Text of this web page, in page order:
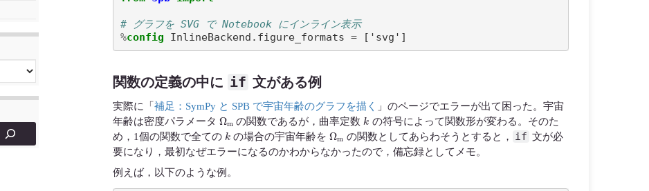
# グラフを SVG で Notebook にインライン表示
%config
関数の定義の中に if 文がある例
実際に「 補足：SymPy と SPB で宇宙年齢のグラフを描く
」のページでエラーが出て困った。宇宙
年齢は密度パラメータ Ω の関数であるが，曲率定数 k の符号によって関数形が変わる。そのた
め，1個の関数で全ての k の場合の宇宙年齢をΩ の関数としてあらわそうとすると， if 文が必
要になり，最初なぜエラーになるのかわからなかったので，備忘録としてメモ。
例えば，以下のような例。